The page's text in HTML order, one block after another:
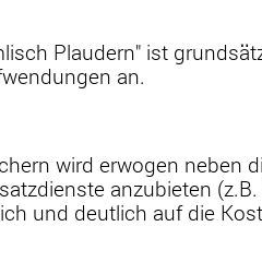
Plaudern" ist
an.
wird erwogen neben
anzubieten
und deutlich auf die